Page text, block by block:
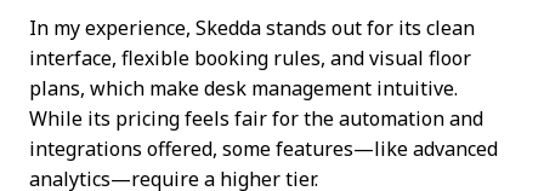
In my experience, Skedda stands out for its clean
interface, flexible booking rules, and visual floor
plans, which make desk management intuitive.
While its pricing feels fair for the automation and
integrations offered, some features—like advanced
analytics—require a higher tier.